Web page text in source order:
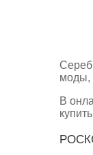
моды,
В